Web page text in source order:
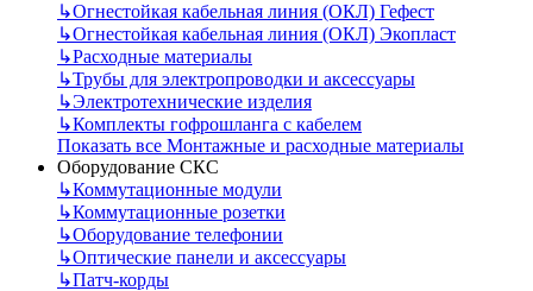
↳Огнестойкая кабельная линия (ОКЛ) Гефест
↳Огнестойкая кабельная линия (ОКЛ) Экопласт
↳Расходные материалы
↳Трубы для электропроводки и аксессуары
↳Электротехнические изделия
↳Комплекты гофрошланга с кабелем
Показать все Монтажные и расходные материалы
Оборудование СКС
↳Коммутационные модули
↳Коммутационные розетки
↳Оборудование телефонии
↳Оптические панели и аксессуары
↳Патч-корды